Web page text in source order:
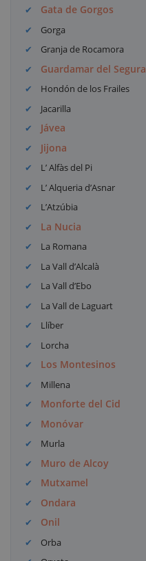
Gata de Gorgos
Gorga
Granja de Rocamora
Guardamar del Segura
Hondón de los Frailes
Jacarilla
Jávea
Jijona
L’ Alfàs del Pi
L’ Alqueria d’Asnar
L’Atzúbia
La Nucia
La Romana
La Vall d’Alcalà
La Vall d’Ebo
La Vall de Laguart
Llíber
Lorcha
Los Montesinos
Millena
Monforte del Cid
Monóvar
Murla
Muro de Alcoy
Mutxamel
Ondara
Onil
Orba